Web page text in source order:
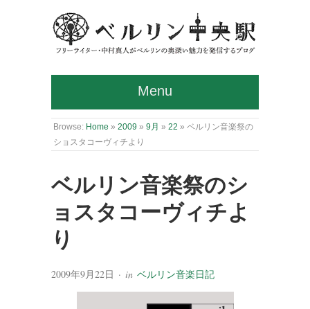
Menu
Browse: Home » 2009 » 9月 » 22 » ベルリン音楽祭の
ショスタコーヴィチより
ベルリン音楽祭のシ
ョスタコーヴィチよ
り
2009年9月22日 · in ベルリン音楽日記